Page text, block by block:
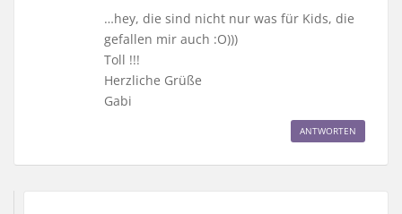
…hey, die sind nicht nur was für Kids, die
gefallen mir auch :O)))
Toll !!!
Herzliche Grüße
Gabi
ANTWORTEN